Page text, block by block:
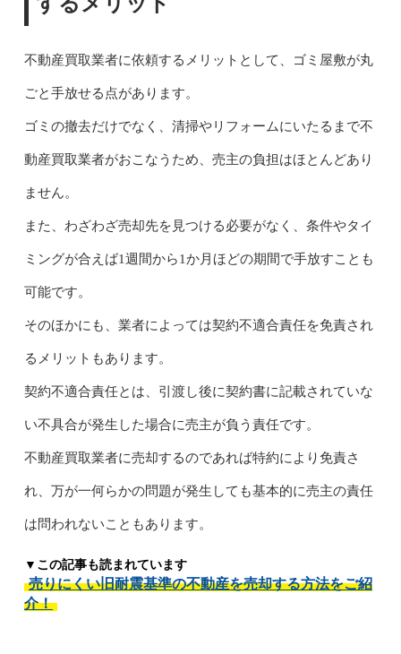
不動産買取業者に依頼するメリットとして、ゴミ屋敷が丸
ごと手放せる点があります。
ゴミの撤去だけでなく、清掃やリフォームにいたるまで不
動産買取業者がおこなうため、売主の負担はほとんどあり
ません。
また、わざわざ売却先を見つける必要がなく、条件やタイ
ミングが合えば1週間から1か月ほどの期間で手放すことも
可能です。
そのほかにも、業者によっては契約不適合責任を免責され
るメリットもあります。
契約不適合責任とは、引渡し後に契約書に記載されていな
い不具合が発生した場合に売主が負う責任です。
不動産買取業者に売却するのであれば特約により免責さ
れ、万が一何らかの問題が発生しても基本的に売主の責任
は問われないこともあります。
▼この記事も読まれています
売りにくい旧耐震基準の不動産を売却する方法をご紹
介！